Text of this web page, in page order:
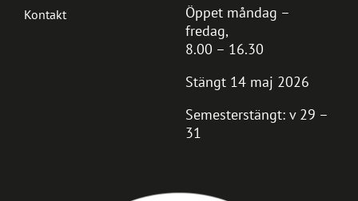
Öppet måndag –
fredag,
8.00 – 16.30
Stängt 14 maj 2026
Semesterstängt: v 29 –
31
Kontakt